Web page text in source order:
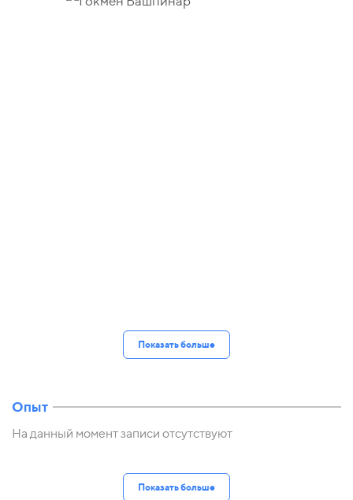
Показать больше
Опыт
На данный момент записи отсутствуют
Показать больше